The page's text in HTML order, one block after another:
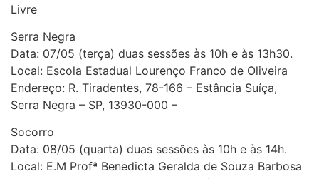
Livre
Serra Negra
Data: 07/05 (terça) duas sessões às 10h e às 13h30.
Local: Escola Estadual Lourenço Franco de Oliveira
Endereço: R. Tiradentes, 78-166 – Estância Suíça,
Serra Negra – SP, 13930-000 –
Socorro
Data: 08/05 (quarta) duas sessões às 10h e às 14h.
Local: E.M Profª Benedicta Geralda de Souza Barbosa